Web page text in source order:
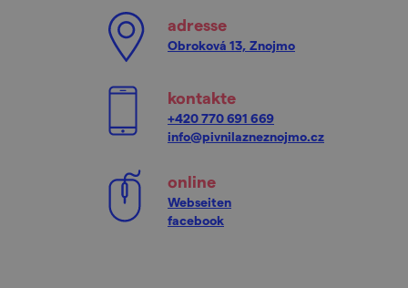
adresse
Obroková 13, Znojmo
kontakte
+420 770 691 669
info@pivnilazneznojmo.cz
online
Webseiten
facebook